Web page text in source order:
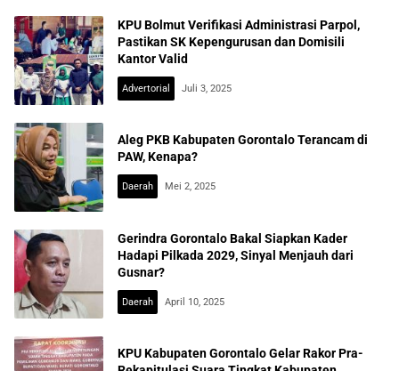
KPU Bolmut Verifikasi Administrasi Parpol,
Pastikan SK Kepengurusan dan Domisili
Kantor Valid
Advertorial Juli 3, 2025
Aleg PKB Kabupaten Gorontalo Terancam di
PAW, Kenapa?
Daerah Mei 2, 2025
Gerindra Gorontalo Bakal Siapkan Kader
Hadapi Pilkada 2029, Sinyal Menjauh dari
Gusnar?
Daerah April 10, 2025
KPU Kabupaten Gorontalo Gelar Rakor Pra-